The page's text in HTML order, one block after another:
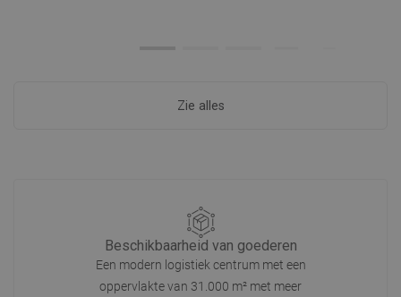
Zie alles
Beschikbaarheid van goederen
Een modern logistiek centrum met een
oppervlakte van 31.000 m² met meer